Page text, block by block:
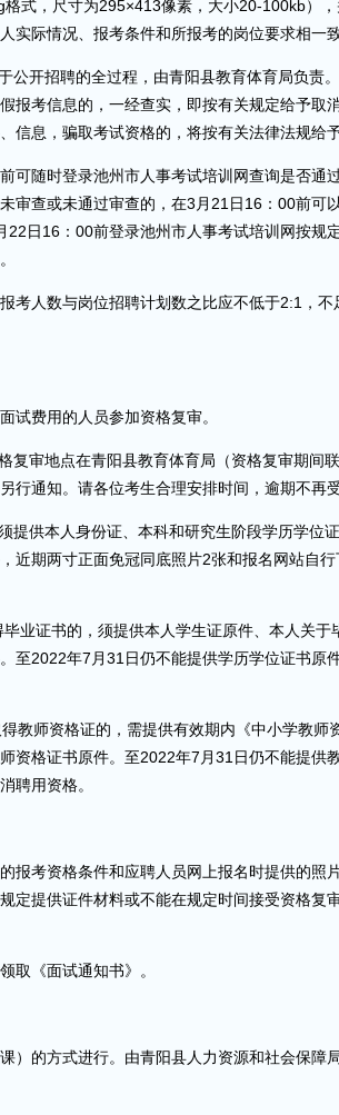
格式，尺寸为295×413像素，大小20-100kb）
实际情况、报考条件和所报考的岗位要求相一致
公开招聘的全过程，由青阳县教育体育局负责
报考信息的，一经查实，即按有关规定给予取
信息，骗取考试资格的，将按有关法律法规给予
可随时登录池州市人事考试培训网查询是否通
审查或未通过审查的，在3月21日16：00前可
22日16：00前登录池州市人事考试培训网按规
考人数与岗位招聘计划数之比应不低于2:1，
试费用的人员参加资格复审。
复审地点在青阳县教育体育局（资格复审期间
行通知。请各位考生合理安排时间，逾期不再受
提供本人身份证、本科和研究生阶段学历学位
近期两寸正面免冠同底照片2张和报名网站自
业证书的，须提供本人学生证原件、本人关于
至2022年7月31日仍不能提供学历学位证书原
教师资格证的，需提供有效期内《中小学教师
资格证书原件。至2022年7月31日仍不能提供
聘用资格。
报考资格条件和应聘人员网上报名时提供的照
定提供证件材料或不能在规定时间接受资格复
取《面试通知书》。
）的方式进行。由青阳县人力资源和社会保障